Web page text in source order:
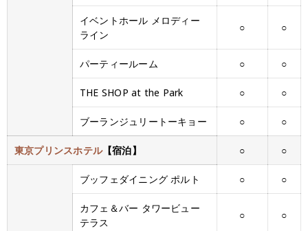
イベントホール メロディー
ライン
○ ○
パーティールーム ○ ○
THE SHOP at the Park ○ ○
ブーランジュリートーキョー ○ ○
東京プリンスホテル【宿泊】 ○ ○
ブッフェダイニング ポルト ○ ○
カフェ＆バー タワービュー
テラス
○ ○